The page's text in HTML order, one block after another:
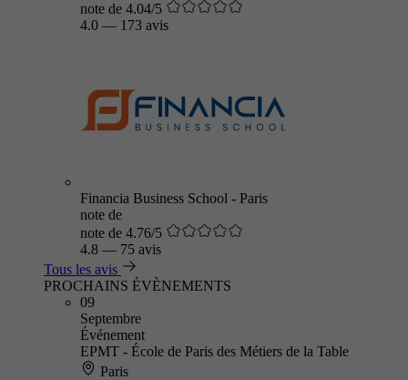
note de 4.04/5
4.0 — 173 avis
Financia Business School - Paris
note de
note de 4.76/5
4.8 — 75 avis
Tous les avis
PROCHAINS ÉVÈNEMENTS
09
Septembre
Événement
EPMT - École de Paris des Métiers de la Table
Paris